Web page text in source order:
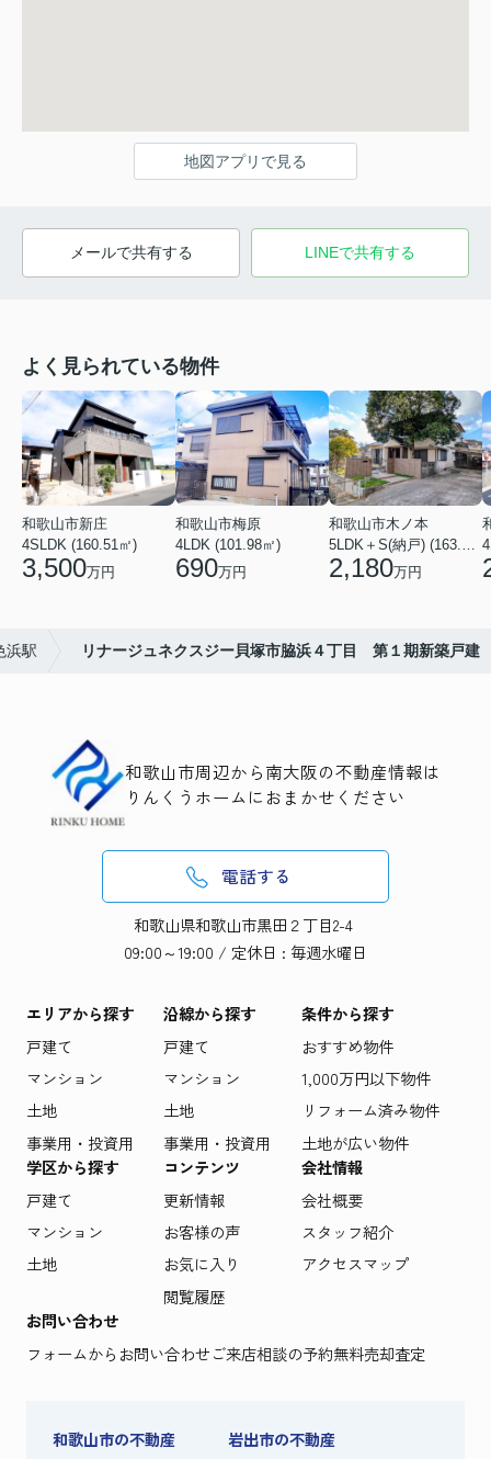
地図アプリで見る
メールで共有する LINEで共有する
よく見られている物件
和歌山市新庄
4SLDK (160.51㎡)
3,500万円
和歌山市梅原
4LDK (101.98㎡)
690万円
和歌山市木ノ本
2,180万円
浜駅 リナージュネクスジー貝塚市脇浜４丁目 第１期新築戸建
和歌山市周辺から南大阪の不動産情報は
りんくうホームにおまかせください
電話する
和歌山県和歌山市黒田２丁目2-4
09:00～19:00 / 定休日 : 毎週水曜日
エリアから探す
戸建て
マンション
土地
事業用・投資用
沿線から探す
戸建て
マンション
土地
事業用・投資用
条件から探す
おすすめ物件
1,000万円以下物件
リフォーム済み物件
土地が広い物件
学区から探す
戸建て
マンション
土地
コンテンツ
更新情報
お客様の声
お気に入り
閲覧履歴
会社情報
会社概要
スタッフ紹介
アクセスマップ
お問い合わせ
フォームからお問い合わせご来店相談の予約無料売却査定
和歌山市の不動産
岩出市の不動産